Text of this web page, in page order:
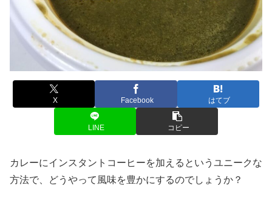
X Facebook はてブ
LINE コピー
カレーにインスタントコーヒーを加えるというユニークな
方法で、どうやって風味を豊かにするのでしょうか？